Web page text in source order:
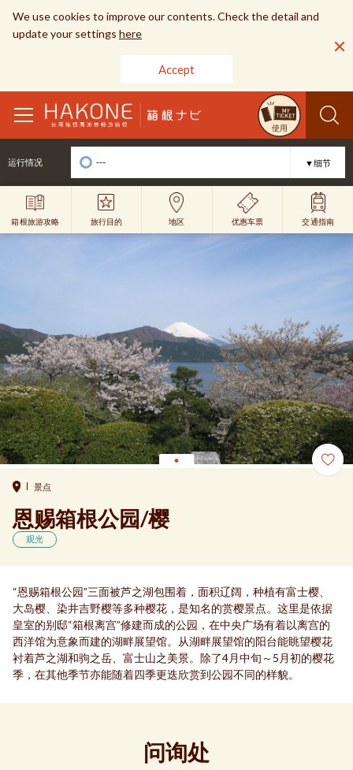
We use cookies to improve our contents. Check the detail and
update your settings here
Accept
使用
toggle
navigation
运行情况 --- ▼细节
箱根旅游攻略 旅行目的 地区 优惠车票 交通指南
景点
恩赐箱根公园/樱
观光
“恩赐箱根公园”三面被芦之湖包围着，面积辽阔，种植有富士樱、
大岛樱、染井吉野樱等多种樱花，是知名的赏樱景点。这里是依据
皇室的别邸“箱根离宫”修建而成的公园，在中央广场有着以离宫的
西洋馆为意象而建的湖畔展望馆。从湖畔展望馆的阳台能眺望樱花
衬着芦之湖和驹之岳、富士山之美景。除了4月中旬～5月初的樱花
季，在其他季节亦能随着四季更迭欣赏到公园不同的样貌。
问询处